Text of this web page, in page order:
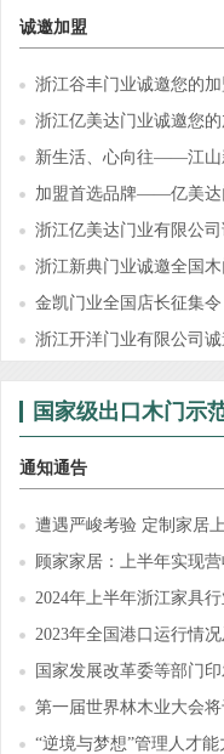
诚邀加盟
浙江谷丰门业诚邀您的加
浙江亿美达门业诚邀您的
新生活、心向往——江山
加盟首选品牌——亿美达
浙江亿美达门业有限公
浙江新典门业诚邀全国
金凯门业全国店长征集令
浙江开洋门业有限公司
国家级出口木门示
通知通告
遭遇严峻考验 定制家居
顾家家居：上半年实现
2024年上半年浙江家具
2023年全国港口运行情
国家发展改革委等部门
第一届世界林木业大会
“逆境与梦想”管理人才